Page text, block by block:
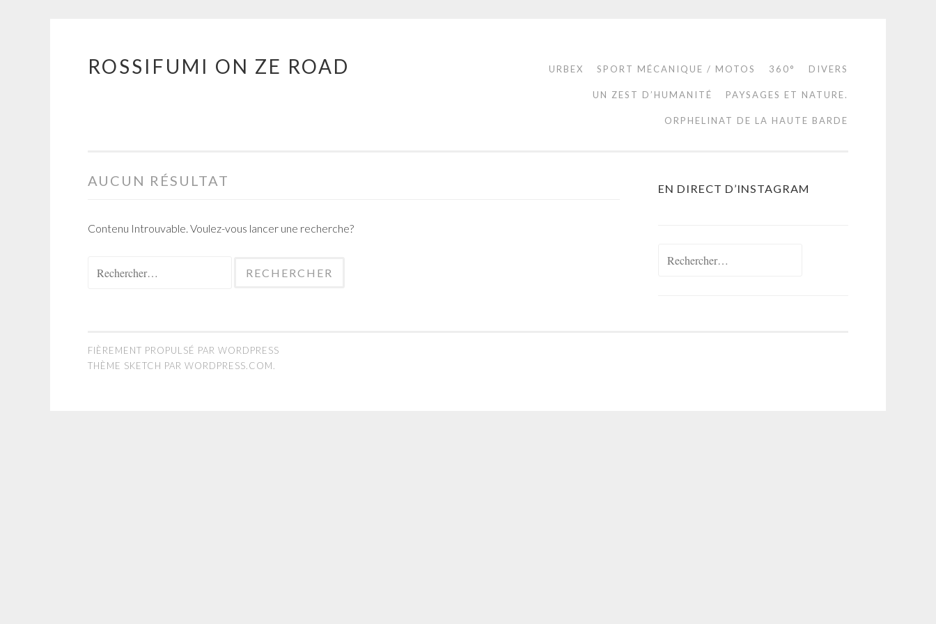
Aller
ROSSIFUMI ON ZE ROAD URBEX SPORT MÉCANIQUE / MOTOS 360° DIVERS
UN ZEST D’HUMANITÉ PAYSAGES ET NATURE.
ORPHELINAT DE LA HAUTE BARDE
AUCUN RÉSULTAT
Contenu Introuvable. Voulez-vous lancer une recherche?
EN DIRECT D’INSTAGRAM
FIÈREMENT PROPULSÉ PAR WORDPRESS
THÈME SKETCH PAR WORDPRESS.COM